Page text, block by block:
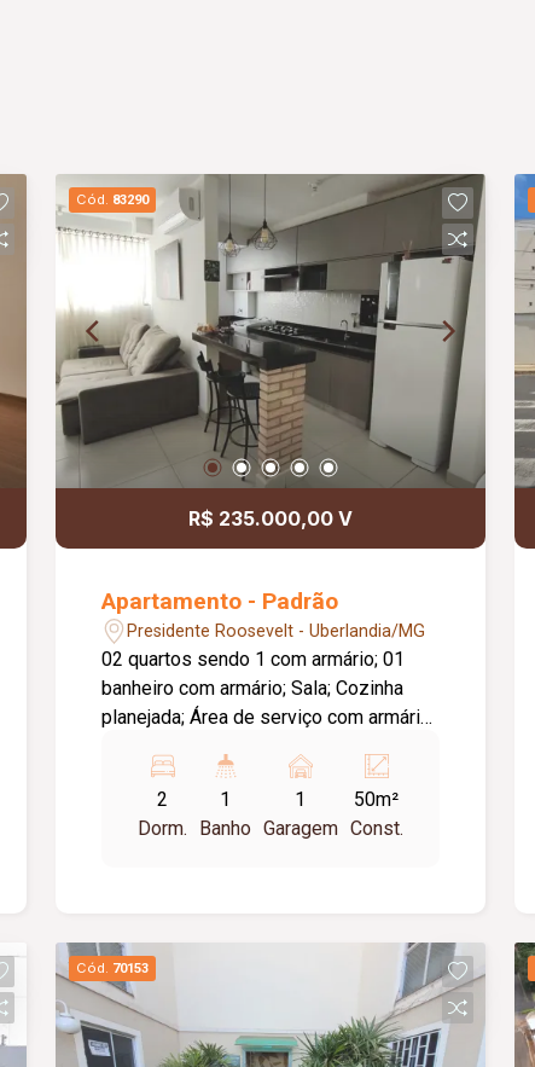
Cód. 83290
R$ 235.000,00 V
Apartamento - Padrão
Presidente Roosevelt - Uberlandia/MG
02 quartos sendo 1 com armário; 01
banheiro com armário; Sala; Cozinha
planejada; Área de serviço com armário;
elevador.
2
Dorm.
1
Banho
1
Garagem
50m²
Const.
Cód. 70153